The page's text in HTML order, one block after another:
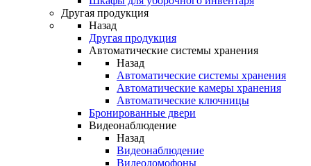
Другая продукция
Назад
Другая продукция
Автоматические системы хранения
Назад
Автоматические системы хранения
Автоматические камеры хранения
Автоматические ключницы
Бронированные двери
Видеонаблюдение
Назад
Видеонаблюдение
Видеодомофоны